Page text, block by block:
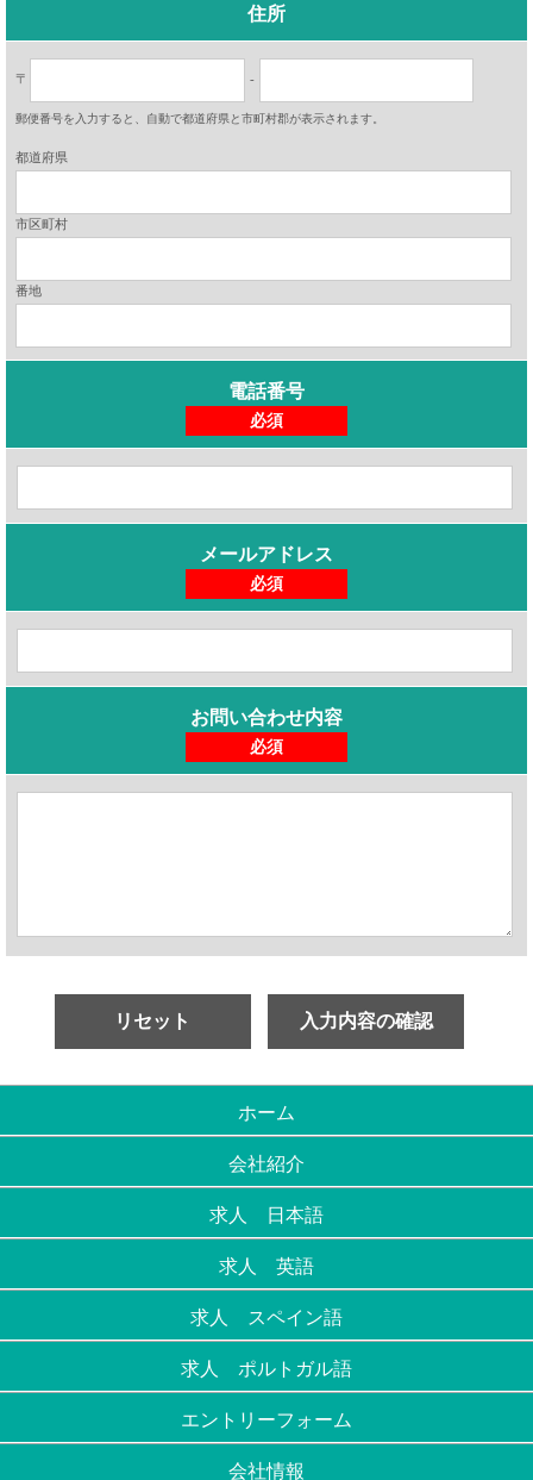
住所
〒 -
郵便番号を入力すると、自動で都道府県と市町村郡が表示されます。
都道府県
市区町村
番地
電話番号
必須
メールアドレス
必須
お問い合わせ内容
必須
ホーム
会社紹介
求人 日本語
求人 英語
求人 スペイン語
求人 ポルトガル語
エントリーフォーム
会社情報